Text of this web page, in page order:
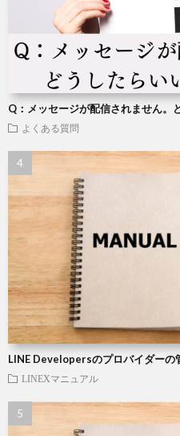
Q：メッセージが配信されません。
よくある質問
LINE Developersのプロバイダーの
LINEXマニュアル